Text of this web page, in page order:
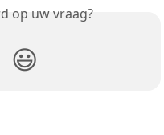
op uw vraag?
😃